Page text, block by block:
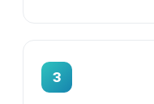
3